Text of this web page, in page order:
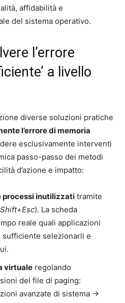
affidabilità e
del sistema operativo.
l’errore
a livello
diverse soluzioni pratiche
l’errore di memoria
esclusivamente interventi
passo-passo dei metodi
d’azione e impatto:
processi inutilizzati tramite
). La scheda
reale quali applicazioni
sufficiente selezionarli e
virtuale regolando
del file di paging:
avanzate di sistema →